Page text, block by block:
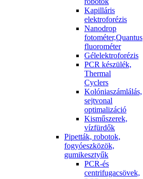
Kapilláris
elektroforézis
Nanodrop
fotométer,Quantus
fluorométer
Gélelektroforézis
PCR készülék,
Thermal
Cyclers
Kolóniaszámlálás,
sejtvonal
optimalizáció
Kisműszerek,
vízfürdők
Pipetták, robotok,
fogyóeszközök,
gumikesztyűk
PCR-és
centrifugacsövek,